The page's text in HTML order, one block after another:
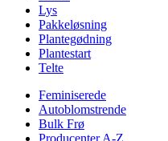
Lys
Pakkeløsning
Plantegødning
Plantestart
Telte
Feminiserede
Autoblomstrende
Bulk Frø
Producenter A-Z